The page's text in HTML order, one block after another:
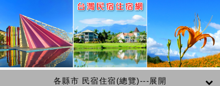
各縣市 民宿住宿(總覽)---展開